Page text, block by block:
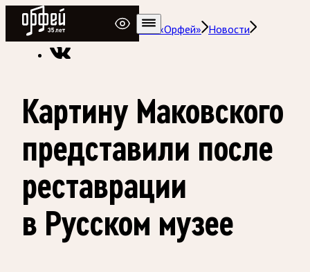
Радио Орфей
Радио классической музыки «Орфей» Новости
Картину Маковского
представили после
реставрации
в Русском музее